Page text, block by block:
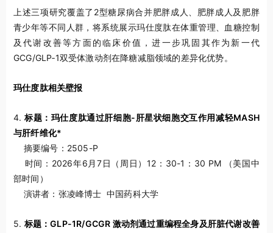
上述三项研究覆盖了2型糖尿病合并肥胖成人、肥胖成人及肥胖
青少年等不同人群，将系统展示玛仕度肽在体重管理、血糖控制
及代谢改善等方面的临床价值，进一步巩固其作为新一代
GCG/GLP‑1双受体激动剂在降糖减脂领域的差异化优势。
玛仕度肽相关壁报
4. 标题：玛仕度肽通过肝细胞-肝星状细胞交互作用减轻MASH
与肝纤维化*
摘要编号：2505-P
时间：2026年6月7日（周日）12：30-1：30 PM （美国中
部时间）
演讲者：张凌峰博士 中国药科大学
5. 标题：GLP-1R/GCGR 激动剂通过重编程全身及肝脏代谢改善